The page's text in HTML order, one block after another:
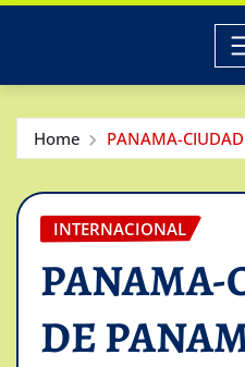
Home PANAMA-
INTERNACIONAL
PANAMA-
DE